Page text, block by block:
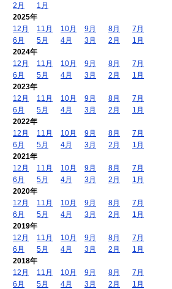
2月
1月
2025年
12月
11月 10月 9月 8月
7月
6月
5月 4月 3月 2月
1月
2024年
12月
11月 10月 9月 8月
7月
6月
5月 4月 3月 2月
1月
2023年
12月
11月 10月 9月 8月
7月
6月
5月 4月 3月 2月
1月
2022年
12月
11月 10月 9月 8月
7月
6月
5月 4月 3月 2月
1月
2021年
12月
11月 10月 9月 8月
7月
6月
5月 4月 3月 2月
1月
2020年
12月
11月 10月 9月 8月
7月
6月
5月 4月 3月 2月
1月
2019年
12月
11月 10月 9月 8月
7月
6月
5月 4月 3月 2月
1月
2018年
12月
11月 10月 9月 8月
7月
6月
5月 4月 3月 2月
1月